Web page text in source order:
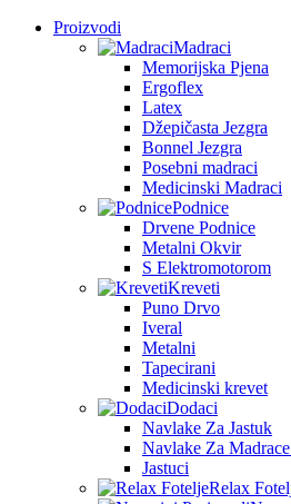
Proizvodi
Madraci
Memorijska Pjena
Ergoflex
Latex
Džepičasta Jezgra
Bonnel Jezgra
Posebni madraci
Medicinski Madraci
Podnice
Drvene Podnice
Metalni Okvir
S Elektromotorom
Kreveti
Puno Drvo
Iveral
Metalni
Tapecirani
Medicinski krevet
Dodaci
Navlake Za Jastuk
Navlake Za
Jastuci
Relax